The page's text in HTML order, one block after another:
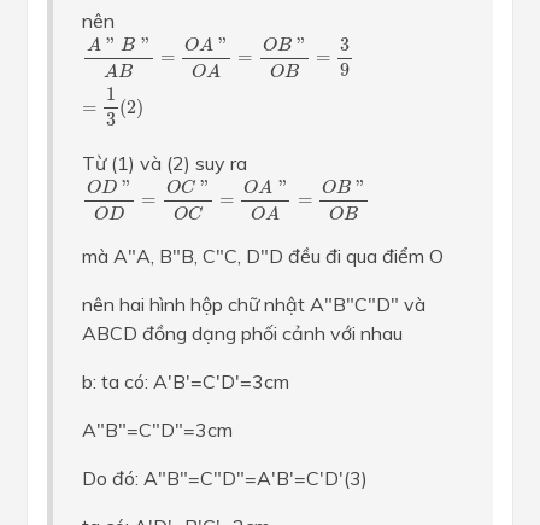
nên
A " B "
AB
=
OA "
OA
=
OB "
OB
=
3
9
=
1
3
(2)
A"B "A B A" O A B"O B 9=
Từ (1) và (2) suy ra
OD "
OD
=
OC "
OC
=
OA "
OA
=
OB "
OB
OD"O D = OC"OC = OA " O OB" O
mà A"A, B"B, C"C, D"D đều đi qua điểm O
nên hai hình hộp chữ nhật A"B"C"D" và
ABCD đồng dạng phối cảnh với nhau
b: ta có: A'B'=C'D'=3cm
A"B"=C"D"=3cm
Do đó: A"B"=C"D"=A'B'=C'D'(3)